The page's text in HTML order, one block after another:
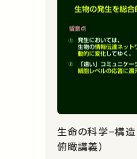
生命の科学−構
俯瞰講義）